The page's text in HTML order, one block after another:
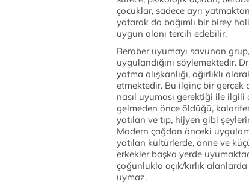
çocuklar, sadece ayrı
yatarak da bağımlı bir birey
uygun olanı tercih edebilir.
Beraber uyumayı savunan
uygulandığını söylemektedir.
yatma alışkanlığı, ağırlıklı
etmektedir. Bu ilginç bir gerçek
nasıl uyuması gerektiği ile
gelmeden önce öldüğü,
yatılan ve tıp, hijyen gibi
Modern çağdan önceki
yatılan kültürlerde, anne ve
erkekler başka yerde
çoğunlukla açık/kırlık
uymaz.